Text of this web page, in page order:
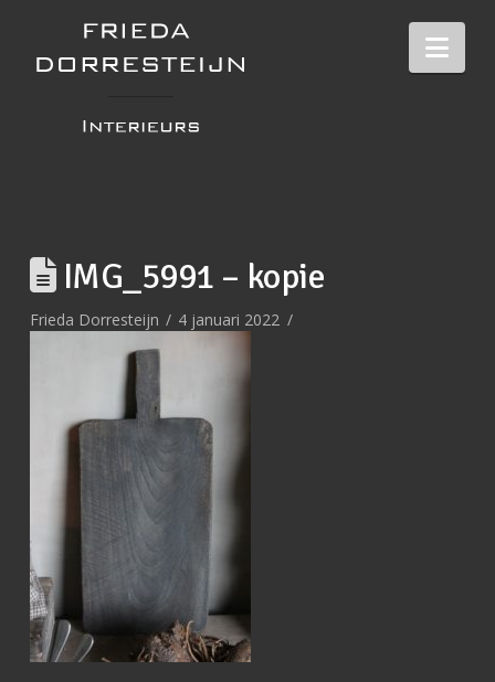
IMG_5991 – kopie
Frieda Dorresteijn 4 januari 2022